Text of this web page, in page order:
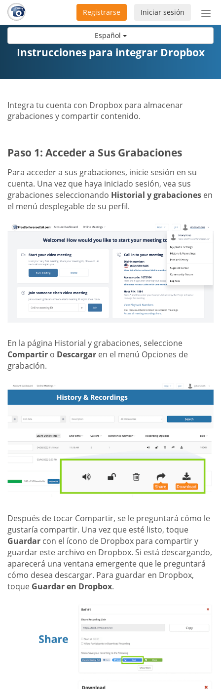
Español
de
Iniciar sesión
Registrarse
Instrucciones para integrar Dropbox
Integra tu cuenta con Dropbox para almacenar
grabaciones y compartir contenido.
Paso 1: Acceder a Sus Grabaciones
Para acceder a sus grabaciones, inicie sesión en su
cuenta. Una vez que haya iniciado sesión, vea sus
grabaciones seleccionando Historial y grabaciones en
el menú desplegable de su perfil.
En la página Historial y grabaciones, seleccione
Compartir o Descargar en el menú Opciones de
grabación.
Después de tocar Compartir, se le preguntará cómo le
gustaría compartir. Una vez que esté listo, toque
Guardar con el ícono de Dropbox para compartir y
guardar este archivo en Dropbox. Si está descargando,
aparecerá una ventana emergente que le preguntará
cómo desea descargar. Para guardar en Dropbox,
toque Guardar en Dropbox.